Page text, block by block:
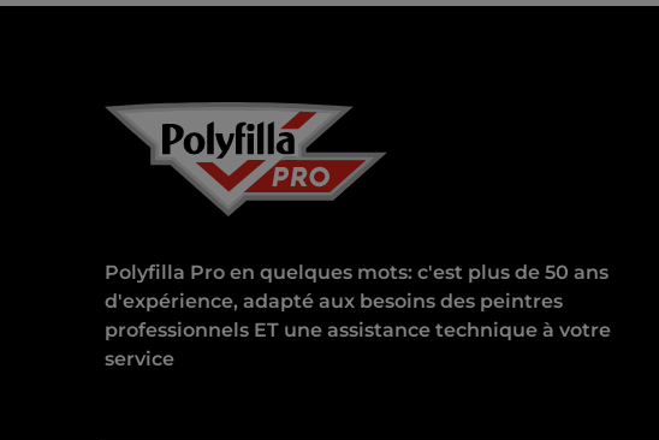
Polyfilla Pro en quelques mots: c'est plus de 50 ans
d'expérience, adapté aux besoins des peintres
professionnels ET une assistance technique à votre
service